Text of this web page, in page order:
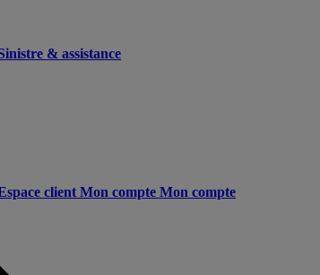
& assistance
client Mon compte Mon compte